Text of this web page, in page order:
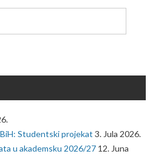
Studentski projekat 3. Jula 2026.
u akademsku 2026/27 12. Juna